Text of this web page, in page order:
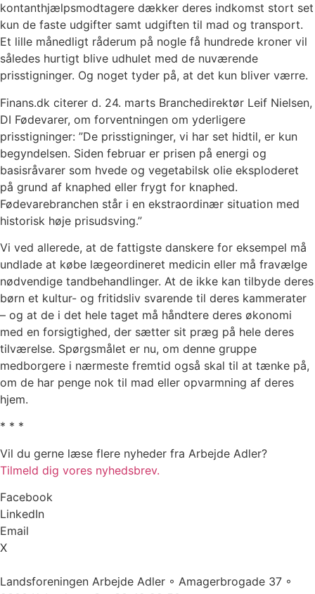
kontanthjælpsmodtagere dækker deres indkomst stort set
kun de faste udgifter samt udgiften til mad og transport.
Et lille månedligt råderum på nogle få hundrede kroner vil
således hurtigt blive udhulet med de nuværende
prisstigninger. Og noget tyder på, at det kun bliver værre.
Finans.dk citerer d. 24. marts Branchedirektør Leif Nielsen,
DI Fødevarer, om forventningen om yderligere
prisstigninger: ”De prisstigninger, vi har set hidtil, er kun
begyndelsen. Siden februar er prisen på energi og
basisråvarer som hvede og vegetabilsk olie eksploderet
på grund af knaphed eller frygt for knaphed.
Fødevarebranchen står i en ekstraordinær situation med
historisk høje prisudsving.”
Vi ved allerede, at de fattigste danskere for eksempel må
undlade at købe lægeordineret medicin eller må fravælge
nødvendige tandbehandlinger. At de ikke kan tilbyde deres
børn et kultur- og fritidsliv svarende til deres kammerater
– og at de i det hele taget må håndtere deres økonomi
med en forsigtighed, der sætter sit præg på hele deres
tilværelse. Spørgsmålet er nu, om denne gruppe
medborgere i nærmeste fremtid også skal til at tænke på,
om de har penge nok til mad eller opvarmning af deres
hjem.
* * *
Vil du gerne læse flere nyheder fra Arbejde Adler?
Tilmeld dig vores nyhedsbrev.
Facebook
LinkedIn
Email
X
Landsforeningen Arbejde Adler ◦ Amagerbrogade 37 ◦